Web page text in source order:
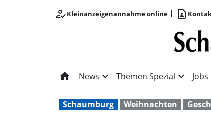
how_to_regKleinanzeigenannahme online contact_page
home News expand_more Themen Spezial expand_more Jobs
Schaumburg Weihnachten